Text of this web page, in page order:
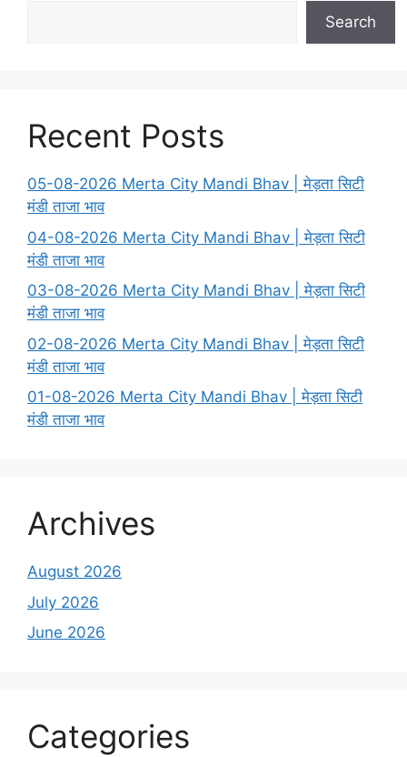
Search
Recent Posts
05-08-2026 Merta City Mandi Bhav | मेड़ता सिटी
मंडी ताजा भाव
04-08-2026 Merta City Mandi Bhav | मेड़ता सिटी
मंडी ताजा भाव
03-08-2026 Merta City Mandi Bhav | मेड़ता सिटी
मंडी ताजा भाव
02-08-2026 Merta City Mandi Bhav | मेड़ता सिटी
मंडी ताजा भाव
01-08-2026 Merta City Mandi Bhav | मेड़ता सिटी
मंडी ताजा भाव
Archives
August 2026
July 2026
June 2026
Categories